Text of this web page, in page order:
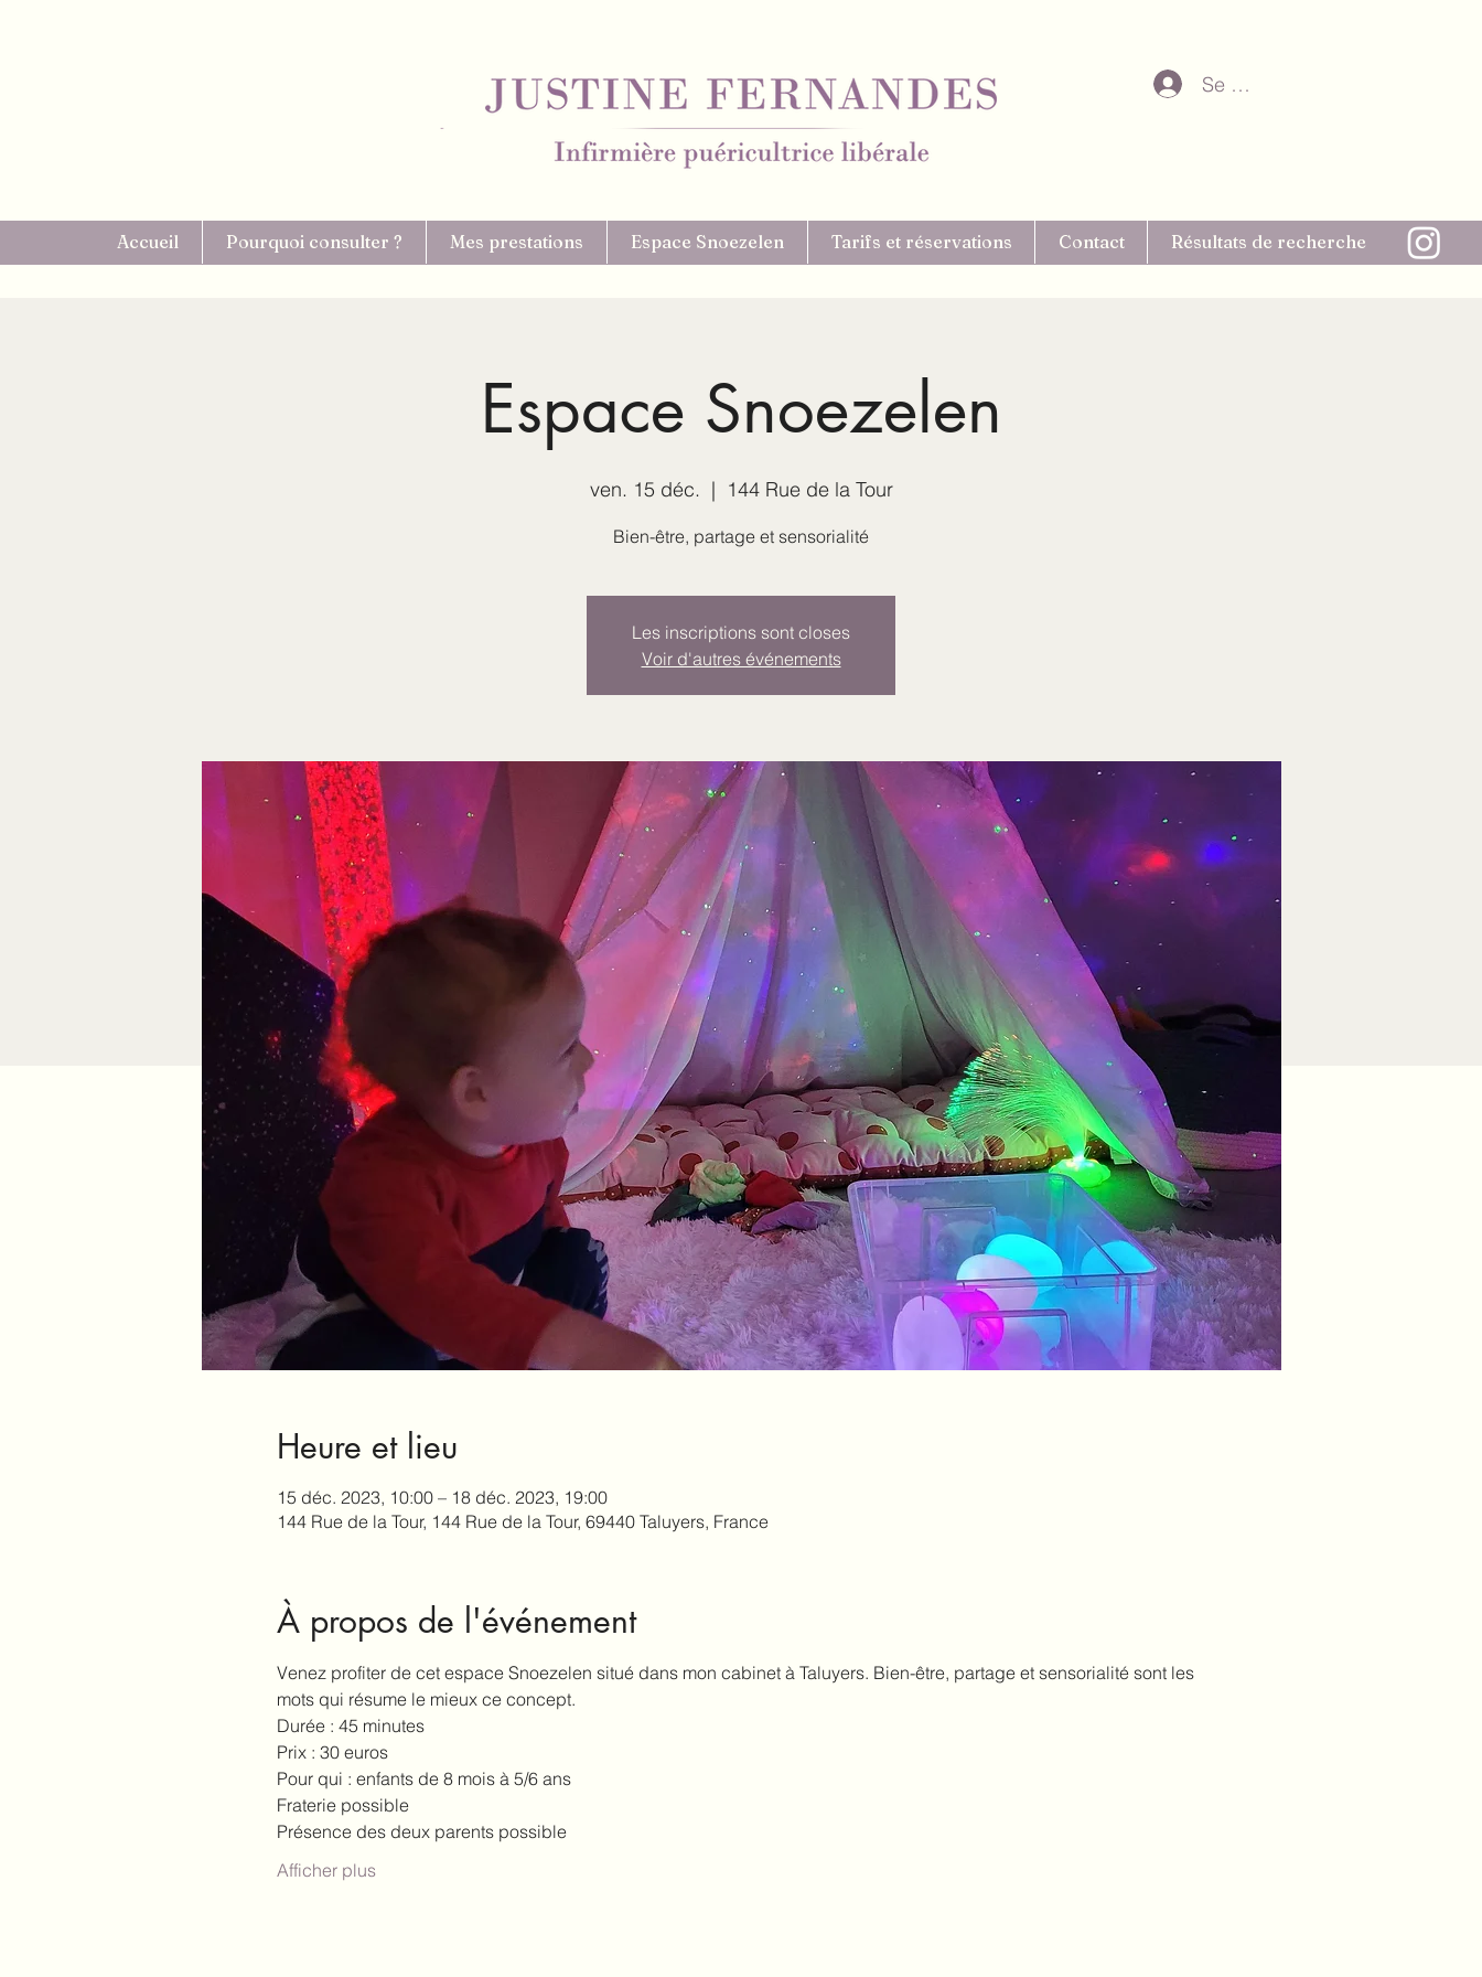
Accueil Pourquoi consulter ? Mes prestations Espace Snoezelen Tarifs et réservations Contact Résultats de recherche
Se connecter
Espace Snoezelen
ven. 15 déc.
  |
144 Rue de la Tour
Bien-être, partage et sensorialité
Les inscriptions sont closes
Voir d'autres événements
Heure et lieu
15 déc. 2023, 10:00 – 18 déc. 2023, 19:00
144 Rue de la Tour, 144 Rue de la Tour, 69440 Taluyers, France
À propos de l'événement
Venez profiter de cet espace Snoezelen situé dans mon cabinet à Taluyers. Bien-être, partage et sensorialité sont les
mots qui résume le mieux ce concept.
Durée : 45 minutes
Prix : 30 euros
Pour qui : enfants de 8 mois à 5/6 ans
Fraterie possible
Présence des deux parents possible
Afficher plus